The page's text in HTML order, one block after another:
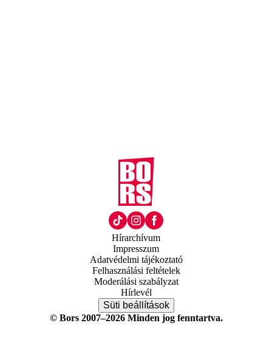
Hírarchívum
Impresszum
Adatvédelmi tájékoztató
Felhasználási feltételek
Moderálási szabályzat
Hírlevél
Süti beállítások
© Bors 2007–2026 Minden jog fenntartva.